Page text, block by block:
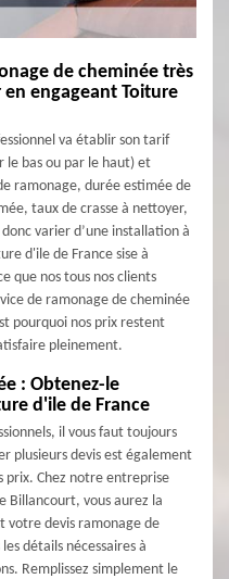
de cheminée très
engageant Toiture
va établir son tarif
le bas ou par le haut) et
ramonage, durée estimée de
taux de crasse à nettoyer,
varier d’une installation à
d'ile de France sise à
que nos tous nos clients
de ramonage de cheminée
pourquoi nos prix restent
pleinement.
: Obtenez-le
d'ile de France
il vous faut toujours
plusieurs devis est également
prix. Chez notre entreprise
Billancourt, vous aurez la
votre devis ramonage de
détails nécessaires à
Remplissez simplement le